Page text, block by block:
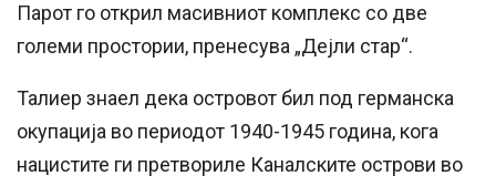
Парот го открил масивниот комплекс со две
големи простории, пренесува „Дејли стар“.
Талиер знаел дека островот бил под германска
окупација во периодот 1940-1945 година, кога
нацистите ги претвориле Каналските острови во